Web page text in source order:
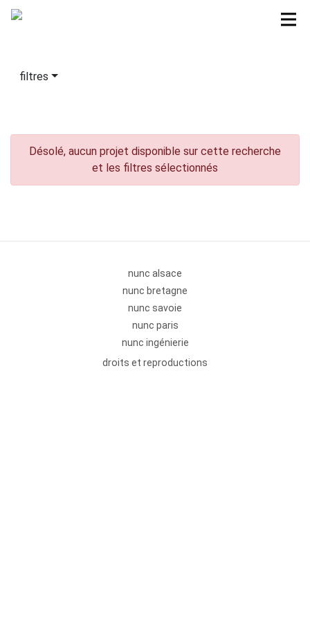
filtres
Désolé, aucun projet disponible sur cette recherche
et les filtres sélectionnés
nunc alsace
nunc bretagne
nunc savoie
nunc paris
nunc ingénierie
droits et reproductions